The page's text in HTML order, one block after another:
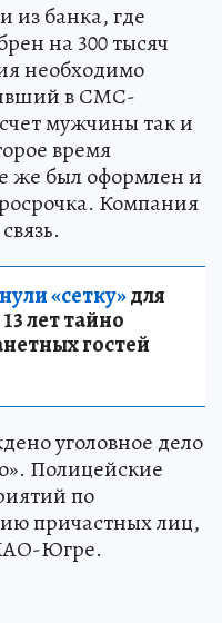
из банка, где
на 300 тысяч
необходимо
в СМС-
мужчины так и
время
же был оформлен и
Компания
«сетку»для
лет тайно
гостей
уголовное дело
Полицейские
по
причастных лиц,
Югре.